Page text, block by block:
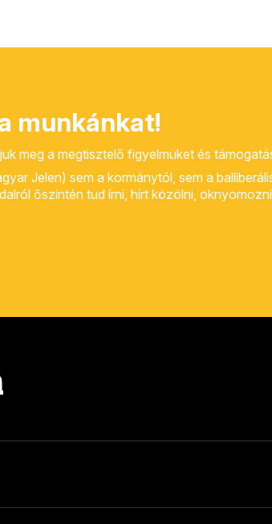
munkánkat!
meg a megtisztelő figyelmüket és
Jelen) sem a kormánytól, sem a
őszintén tud írni, hírt közölni,